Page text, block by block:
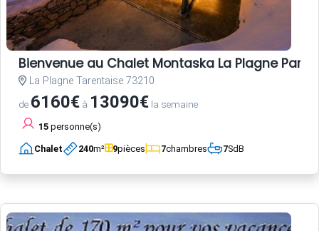
Bienvenue au Chalet Montaska La Plagne
La Plagne Tarentaise 73210
de 6160€ à 13090€ la semaine
15 personne(s)
Chalet 240m² 9pièces 7chambres 7SdB